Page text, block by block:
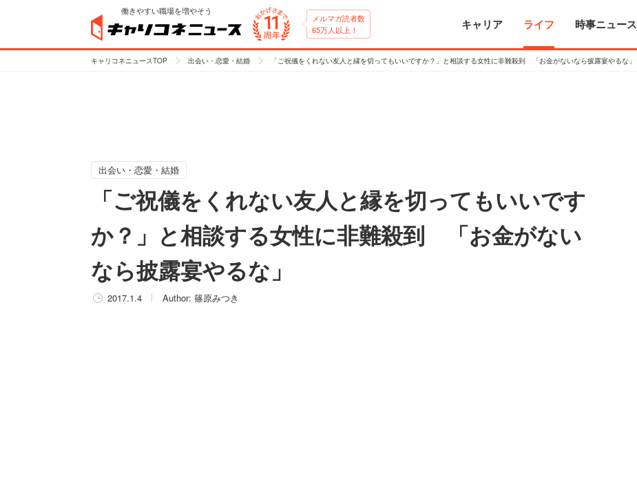
働きやすい職場を増やそう
メルマガ読者数
65万人以上！
キャリア ライフ 時事ニュース
キャリコネニュースTOP 出会い・恋愛・結婚 「ご祝儀をくれない友人と縁を切ってもいいですか？」と相談する女性に非難殺到 「お金がないなら披露宴やるな」
出会い・恋愛・結婚
「ご祝儀をくれない友人と縁を切ってもいいです
か？」と相談する女性に非難殺到 「お金がない
なら披露宴やるな」
2017.1.4 Author: 篠原みつき